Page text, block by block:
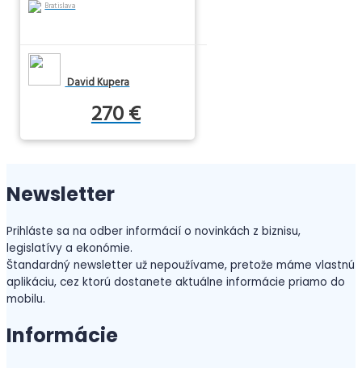
Bratislava
David Kupera
270 €
Newsletter
Prihláste sa na odber informácií o novinkách z biznisu,
legislatívy a ekonómie.
Štandardný newsletter už nepoužívame, pretože máme vlastnú
aplikáciu, cez ktorú dostanete aktuálne informácie priamo do
mobilu.
Informácie